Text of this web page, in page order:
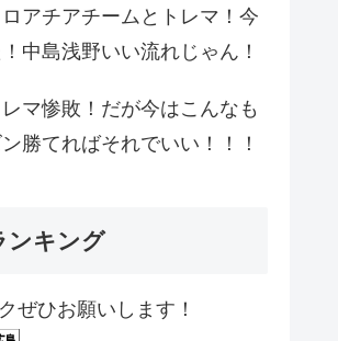
アチアチームとトレマ！今
中島浅野いい流れじゃん！
マ惨敗！だが今はこんなも
勝てればそれでいい！！！
ンキング
ぜひお願いします！